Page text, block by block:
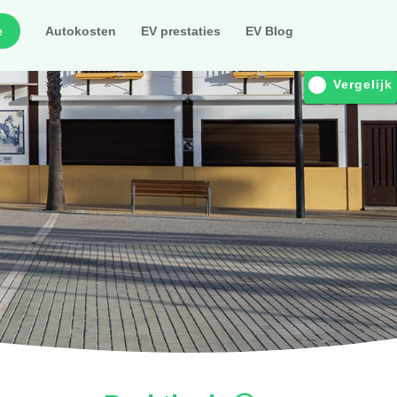
Autokosten EV prestaties EV Blog
Vergelijk